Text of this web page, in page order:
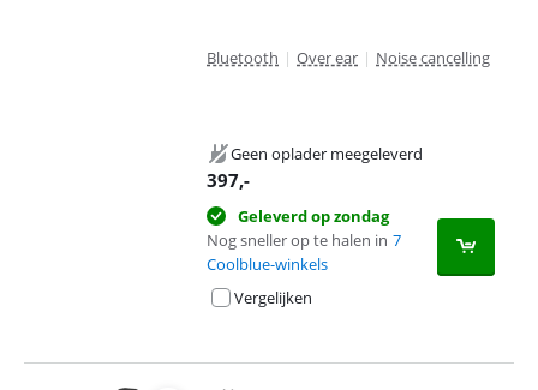
Bluetooth | Over ear | Noise cancelling
Geen oplader meegeleverd
397,-
Geleverd op zondag
Nog sneller op te halen in 7
Coolblue-winkels
Vergelijken